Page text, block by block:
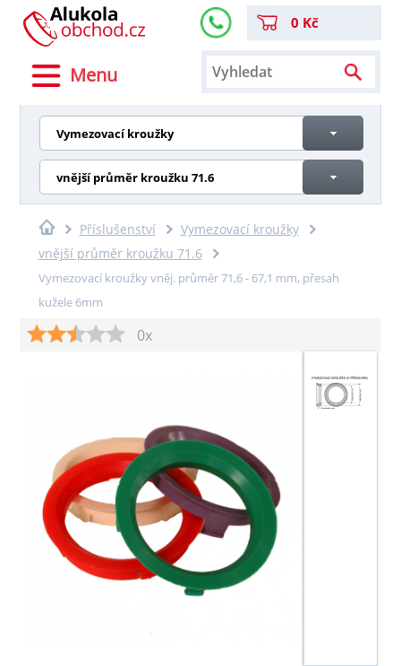
Menu
0 Kč
Vymezovací kroužky
vnější průměr kroužku 71.6
Příslušenství
Vymezovací kroužky
vnější průměr kroužku 71.6
Vymezovací kroužky vněj. průměr 71,6 - 67,1 mm, přesah
kužele 6mm
0x